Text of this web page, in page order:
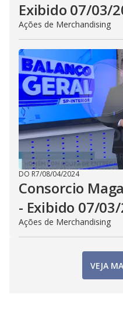
Exibido 07/03/
Ações de Merchandising
DO R7/08/04/2024
Consorcio
- Exibido 07/
Ações de Merchandising
VEJA